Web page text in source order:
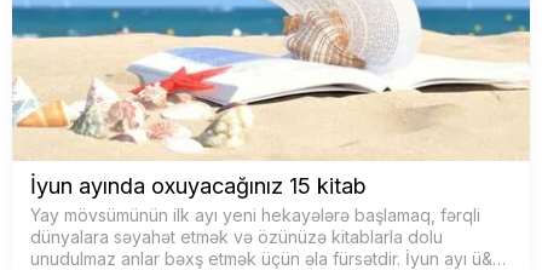
İyun ayında oxuyacağınız 15 kitab
Yay mövsümünün ilk ayı yeni hekayələrə başlamaq, fərqli
dünyalara səyahət etmək və özünüzə kitablarla dolu
unudulmaz anlar bəxş etmək üçün əla fürsətdir. İyun ayı ü&…